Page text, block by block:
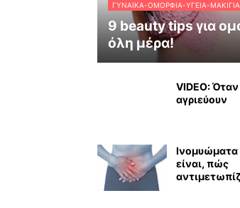
ΓΥΝΑΊΚΑ-ΟΜΟΡΦΙΆ-ΥΓΕΊΑ-
9 beauty tips για
όλη μέρα!
VIDEO:
αγριεύουν
Ινομυώματα
είναι, πώς